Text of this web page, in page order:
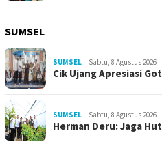
SUMSEL
SUMSEL Sabtu, 8 Agustus 2026
Cik Ujang Apresiasi
SUMSEL Sabtu, 8 Agustus 2026
Herman Deru: Jaga